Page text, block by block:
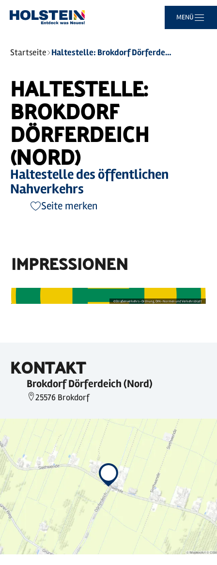
MENÜ
Sie
sind
Startseite Haltestelle: Brokdorf Dörferdeich (Nord)
HALTESTELLE:
BROKDORF
DÖRFERDEICH
(NORD)
Haltestelle des öffentlichen
Nahverkehrs
Seite merken
IMPRESSIONEN
©Straßenverkehrs-Ordnung, DIN-Normen und Verkehrsblatt
KONTAKT
Brokdorf Dörferdeich (Nord)
25576 Brokdorf